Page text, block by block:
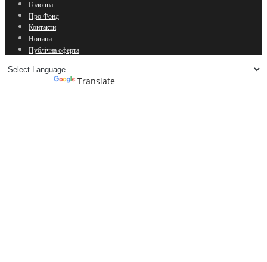
Головна
Про Фонд
Контакти
Новини
Публічна оферта
Translate